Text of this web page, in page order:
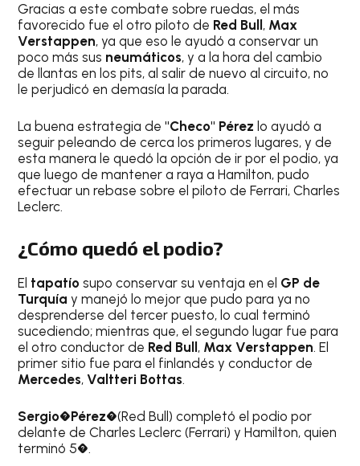
Gracias a este combate sobre ruedas, el más
favorecido fue el otro piloto de Red Bull , Max
Verstappen, ya que eso le ayudó a conservar un
poco más sus neumáticos, y a la hora del cambio
de llantas en los pits, al salir de nuevo al circuito, no
le perjudicó en demasía la parada.
La buena estrategia de"Checo" Pérez lo ayudó a
seguir peleando de cerca los primeros lugares, y de
esta manera le quedó la opción de ir por el podio, ya
que luego de mantener a raya a Hamilton, pudo
efectuar un rebase sobre el piloto de Ferrari, Charles
Leclerc.
¿Cómo quedó el podio?
El tapatío supo conservar su ventaja en el GP de
Turquía y manejó lo mejor que pudo para ya no
desprenderse del tercer puesto, lo cual terminó
sucediendo; mientras que, el segundo lugar fue para
el otro conductor de Red Bull , Max Verstappen. El
primer sitio fue para el finlandés y conductor de
Mercedes,Valtteri Bottas.
Sergio�Pérez�(Red Bull) completó el podio por
delante de Charles Leclerc (Ferrari) y Hamilton, quien
terminó 5�.